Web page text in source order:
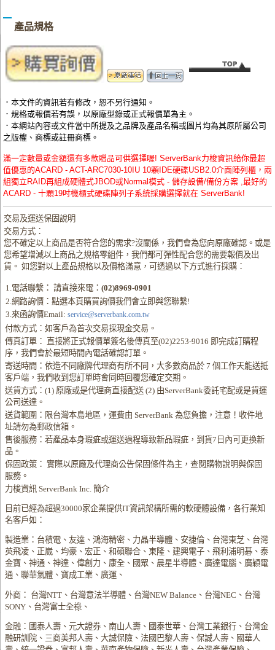
產品規格
．本文件的資訊若有修改，恕不另行通知。
．規格或報價若有誤，以原廠型錄或正式報價單為主。
．本網站內容或文件當中所提及之品牌及產品名稱或圖片均為其原所屬公司
之版權、商標或註冊商標。
滿一定數量或金額還有多款贈品可供選擇喔! ServerBank力梭資訊給你最超
值優惠的ACARD - ACT-ARC7030-10IU 10顆IDE硬碟USB2.0介面陣列櫃，兩
組獨立RAID再組成硬體式JBOD或Normal模式 - 儲存設備/備份方案 ,最好的
ACARD - 十顆19吋機櫃式硬碟陣列子系統採購選擇就在 ServerBank!
交易及運送保固說明
交易方式：
您不確定以上商品是否符合您的需求?沒關係，我們會為您向原廠確認。或是
您希望增減以上商品之規格零組件，我們都可彈性配合您的需要報價及出
貨。 如您對以上產品規格以及價格滿意，可透過以下方式進行採購：
1.電話聯繫： 請直接來電：(02)8969-0901
2.網路詢價：點選本頁購買詢價我們會立即與您聯繫!
3.來函詢價Email: service@serverbank.com.tw
付款方式：如客戶為首次交易採現金交易。
傳真訂單： 直接將正式報價單簽名後傳真至(02)2253-9016 即完成訂購程
序，我們會於最短時間內電話確認訂單。
寄送時間：依造不同廠牌代理商有所不同，大多數商品於 7 個工作天能送抵
客戶端，我們收到您訂單時會同時回覆您確定交期。
送貨方式：(1) 原廠或是代理商直接配送 (2) 由ServerBank委託宅配或是貨運
公司送達。
送貨範圍：限台灣本島地區，運費由 ServerBank 為您負擔，注意！收件地
址請勿為郵政信箱。
售後服務：若產品本身瑕疵或運送過程導致新品瑕疵，到貨7日內可更換新
品。
保固政策： 實際以原廠及代理商公告保固條件為主，查閱購物說明與保固
服務。
力梭資訊 ServerBank Inc. 簡介
目前已經為超過30000家企業提供IT資訊架構所需的軟硬體設備，各行業知
名客戶如：
製造業：台積電、友達、鴻海精密、力晶半導體、安捷倫、台灣東芝、台灣
英飛凌、正崴、均豪、宏正、和碩聯合、東隆、建興電子、飛利浦明碁、泰
金寶、神通、神達、偉創力、康全、國眾、晨星半導體、廣達電腦、廣穎電
通、聯華氣體、寶成工業、廣運、
外商： 台灣NTT、台灣意法半導體、台灣NEW Balance、台灣NEC、台灣
SONY、台灣富士全祿、
金融：國泰人壽、元大證券、南山人壽、國泰世華、台灣工業銀行、台灣金
融研訓院、三商美邦人壽、大誠保險、法國巴黎人壽、保誠人壽、國華人